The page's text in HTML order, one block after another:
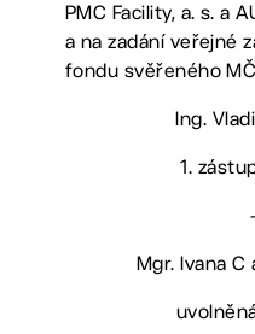
PMC Facility, a. s. a
a na zadání veřejné
fondu svěřeného MČ
Ing.
1.
Mgr. Ivana C